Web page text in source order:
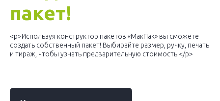
пакет!
<p>Используя конструктор пакетов «МакПак» вы сможете
создать собственный пакет! Выбирайте размер, ручку, печать
и тираж, чтобы узнать предварительную стоимость.</p>